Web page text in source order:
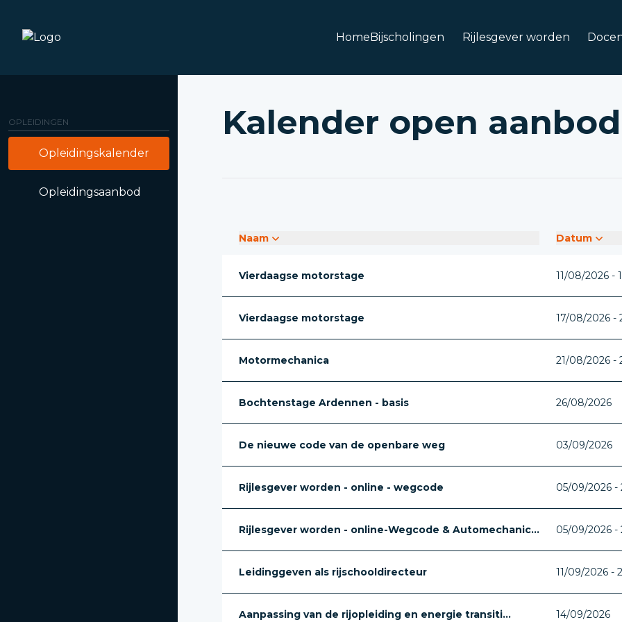
HomeBijscholingen Rijlesgever worden
OPLEIDINGEN
Opleidingskalender
Opleidingsaanbod
Kalender open aanbod
Naam Datum
Vierdaagse motorstage 11/08/2026 -
Vierdaagse motorstage 17/08/2026 -
Motormechanica 21/08/2026 -
Bochtenstage Ardennen - basis 26/08/2026
De nieuwe code van de openbare weg 03/09/2026
Rijlesgever worden - online - wegcode 05/09/2026 -
Rijlesgever worden - online-Wegcode & Automechanic... 05/09/2026 -
Leidinggeven als rijschooldirecteur 11/09/2026 -
Aanpassing van de rijopleiding en energie transiti... 14/09/2026